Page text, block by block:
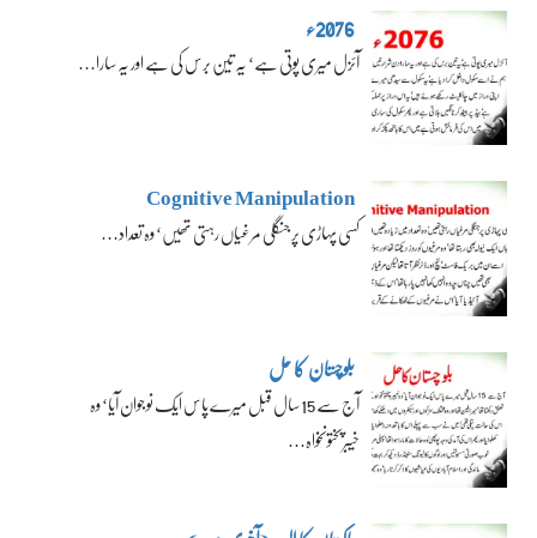
2076ء
آئزل میری پوتی ہے‘ یہ تین برس کی ہے اور یہ سارا…
Cognitive Manipulation
کسی پہاڑی پر جنگلی مرغیاں رہتی تھیں‘ وہ تعداد…
بلوچستان کا حل
آج سے 15 سال قبل میرے پاس ایک نوجوان آیا‘ وہ
خیبرپختونخواہ…